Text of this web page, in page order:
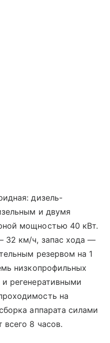
дизель-
и двумя
мощностью 40 кВт.
32 км/ч, запас хода —
резервом на 1
низкопрофильных
регенеративными
на
аппарата силами
всего 8 часов.